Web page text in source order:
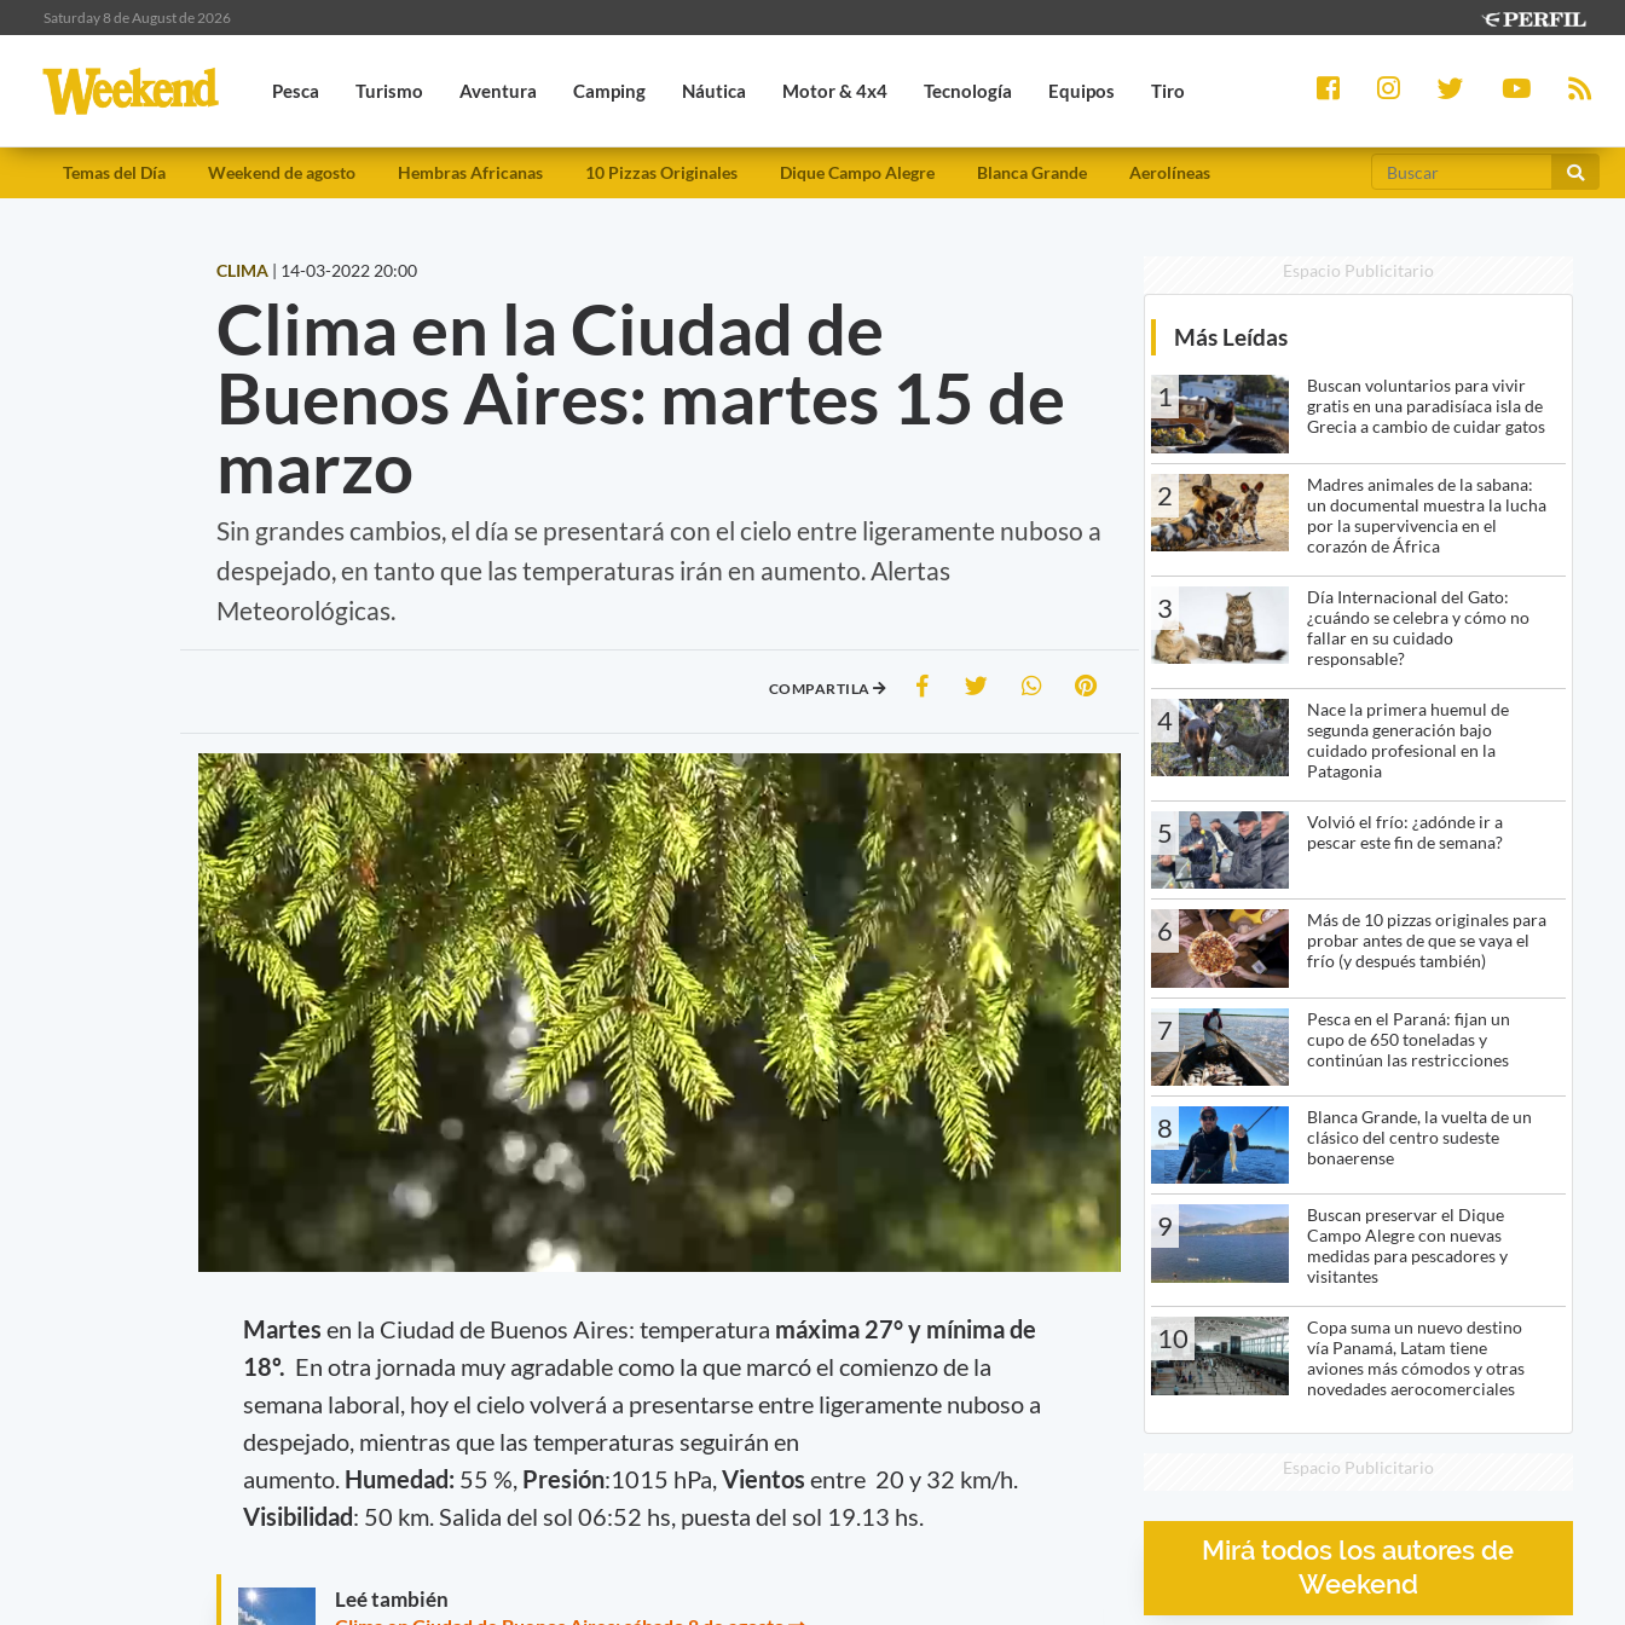
Saturday 8 de August de 2026
Pesca Turismo Aventura Camping Náutica Motor & 4x4 Tecnología Equipos Tiro
Temas del Día Weekend de agosto Hembras Africanas 10 Pizzas Originales Dique Campo Alegre Blanca Grande Aerolíneas
CLIMA | 14-03-2022 20:00
Clima en la Ciudad de
Buenos Aires: martes 15 de
marzo
Sin grandes cambios, el día se presentará con el cielo entre ligeramente nuboso a
despejado, en tanto que las temperaturas irán en aumento. Alertas
Meteorológicas.
COMPARTILA
Martes en la Ciudad de Buenos Aires: temperatura máxima 27° y mínima de
18º. En otra jornada muy agradable como la que marcó el comienzo de la
semana laboral, hoy el cielo volverá a presentarse entre ligeramente nuboso a
despejado, mientras que las temperaturas seguirán en
aumento. Humedad: 55 %, Presión:1015 hPa, Vientos entre 20 y 32 km/h.
Visibilidad: 50 km. Salida del sol 06:52 hs, puesta del sol 19.13 hs.
Leé también
Espacio Publicitario
Más Leídas
1
Buscan voluntarios para vivir
gratis en una paradisíaca isla de
Grecia a cambio de cuidar gatos
2
Madres animales de la sabana:
un documental muestra la lucha
por la supervivencia en el
corazón de África
3
Día Internacional del Gato:
¿cuándo se celebra y cómo no
fallar en su cuidado
responsable?
4
Nace la primera huemul de
segunda generación bajo
cuidado profesional en la
Patagonia
5
Volvió el frío: ¿adónde ir a
pescar este fin de semana?
6
Más de 10 pizzas originales para
probar antes de que se vaya el
frío (y después también)
7
Pesca en el Paraná: fijan un
cupo de 650 toneladas y
continúan las restricciones
8
Blanca Grande, la vuelta de un
clásico del centro sudeste
bonaerense
9
Buscan preservar el Dique
Campo Alegre con nuevas
medidas para pescadores y
visitantes
10
Copa suma un nuevo destino
vía Panamá, Latam tiene
aviones más cómodos y otras
novedades aerocomerciales
Espacio Publicitario
Mirá todos los autores de
Weekend